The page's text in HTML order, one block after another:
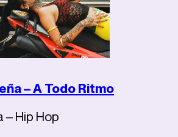
– A Todo Ritmo
– Hip Hop